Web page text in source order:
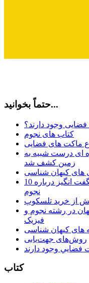
حتماً بخوانید...
فضایی وجود دارند؟
کتاب های نجوم
ماکت های فضایی
ای درست شبیه به
زمین کشف شد
های کیهان شناسی
10 واقعیت عجیب و شگفت انگیز درباره
نجوم
از خرید تلسکوپ
در رشته نجوم و
فیزیک
های کیهان شناسی
روش‌های جهت‌یابی
کتاب